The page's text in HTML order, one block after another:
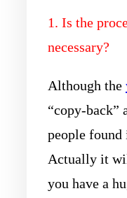
1. Is the
necessary?
Although the
“copy-back”
people found
Actually it
you have a